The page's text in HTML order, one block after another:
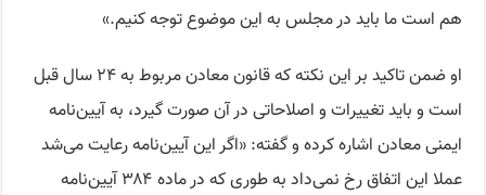
هم است ما باید در مجلس به این موضوع توجه کنیم.»
او ضمن تاکید بر این نکته که قانون معادن مربوط به ۲۴ سال قبل
است و باید تغییرات و اصلاحاتی در آن صورت گیرد، به آیین‌نامه
ایمنی معادن اشاره کرده و گفته: «اگر این آیین‌نامه رعایت می‌شد
عملا این اتفاق رخ نمی‌داد به طوری که در ماده ۳۸۴ آیین‌نامه